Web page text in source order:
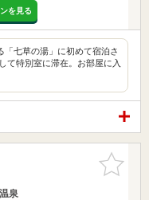
を見る
七草の湯」に初めて宿泊さ
て特別室に滞在。お部屋に入
お気に入
りに追加
泉